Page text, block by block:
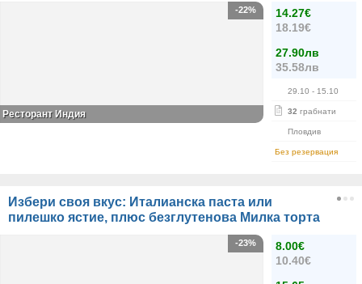
14.27€
18.19€
27.90лв
35.58лв
29.10 - 15.10
32 грабнати
Пловдив
Без резервация
-22%
Ресторант Индия
Избери своя вкус: Италианска паста или
пилешко ястие, плюс безглутенова Милка торта
8.00€
10.40€
-23%